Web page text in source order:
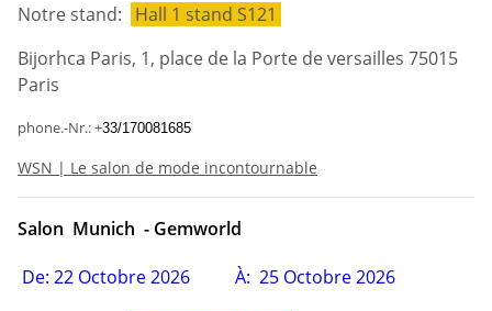
Notre stand:
Hall 1 stand S121
Bijorhca Paris, 1, place de la Porte de versailles 75015
Paris
phone.-Nr.: +33/170081685
WSN | Le salon de mode incontournable
Salon Munich - Gemworld
De: 22 Octobre 2026 À: 25 Octobre2026